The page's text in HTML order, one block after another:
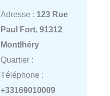
Adresse : 123 Rue
Paul Fort, 91312
Montlhéry
Quartier :
Téléphone :
+33169010009